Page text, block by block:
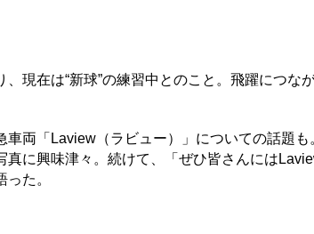
現在は“新球”の練習中とのこと。飛躍につな
両「Laview（ラビュー）」についての話題も
に興味津々。続けて、「ぜひ皆さんには
た。